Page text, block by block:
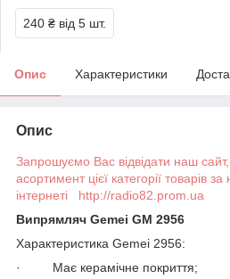
240 ₴ від 5 шт.
Опис Характеристики
Опис
Запрошуємо Вас відвідати наш
асортимент цієї категорії товарів
інтернеті http://radio82.prom.ua
Випрямляч Gemei GM 2956
Характеристика Gemei 2956:
· Має керамічне покриття;